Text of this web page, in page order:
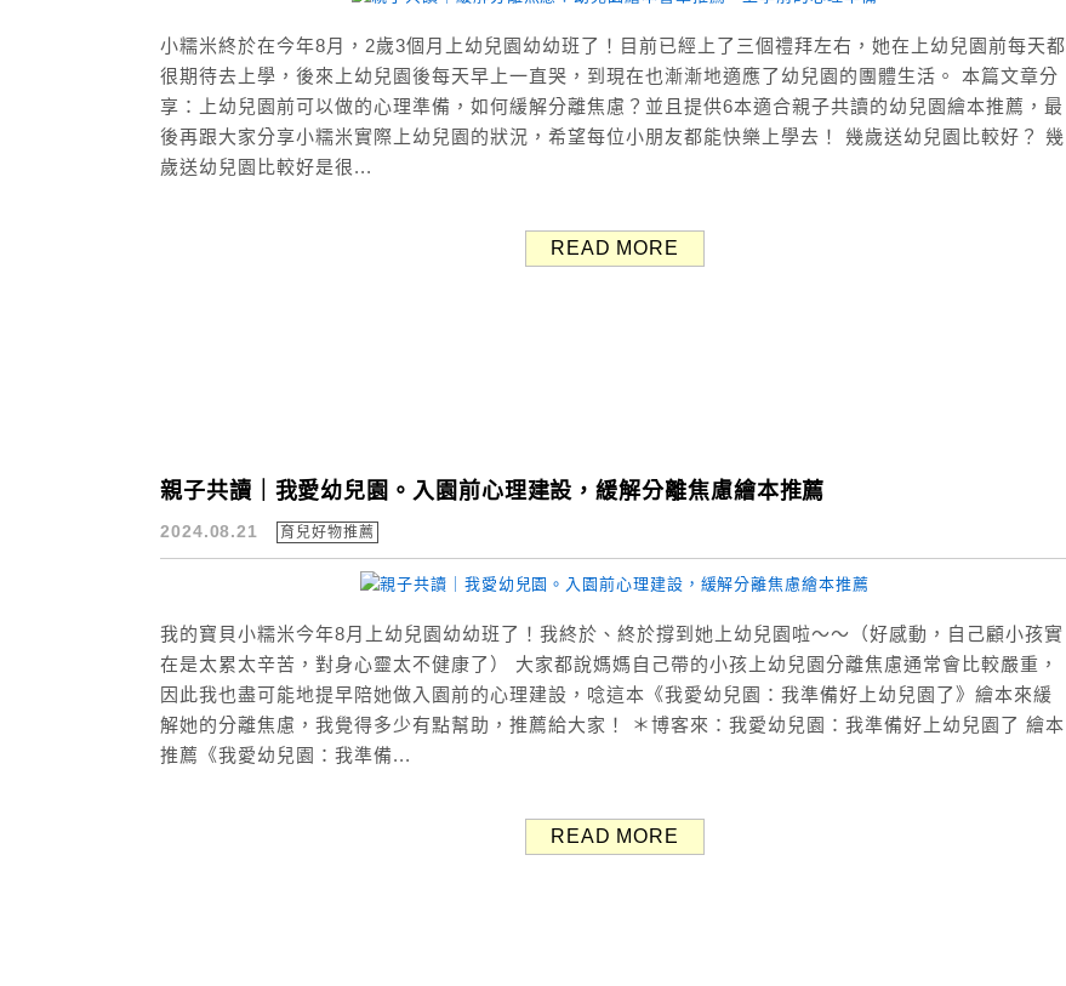
小糯米終於在今年8月，2歲3個月上幼兒園幼幼班了！目前已經上了三個禮拜左右，她在上幼兒園前每天都
很期待去上學，後來上幼兒園後每天早上一直哭，到現在也漸漸地適應了幼兒園的團體生活。 本篇文章分
享：上幼兒園前可以做的心理準備，如何緩解分離焦慮？並且提供6本適合親子共讀的幼兒園繪本推薦，最
後再跟大家分享小糯米實際上幼兒園的狀況，希望每位小朋友都能快樂上學去！ 幾歲送幼兒園比較好？ 幾
歲送幼兒園比較好是很...
READ MORE
親子共讀｜我愛幼兒園。入園前心理建設，緩解分離焦慮繪本推薦
2024.08.21 育兒好物推薦
我的寶貝小糯米今年8月上幼兒園幼幼班了！我終於、終於撐到她上幼兒園啦～～（好感動，自己顧小孩實
在是太累太辛苦，對身心靈太不健康了） 大家都說媽媽自己帶的小孩上幼兒園分離焦慮通常會比較嚴重，
因此我也盡可能地提早陪她做入園前的心理建設，唸這本《我愛幼兒園：我準備好上幼兒園了》繪本來緩
解她的分離焦慮，我覺得多少有點幫助，推薦給大家！ ＊博客來：我愛幼兒園：我準備好上幼兒園了 繪本
推薦《我愛幼兒園：我準備...
READ MORE